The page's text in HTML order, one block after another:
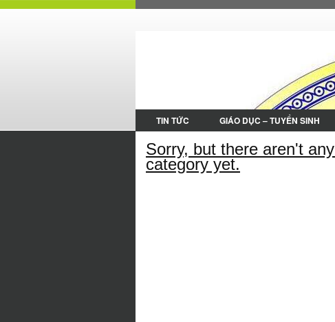
TIN TỨC GIÁO DỤC – TUYỂN SINH
Sorry, but there aren't
category yet.